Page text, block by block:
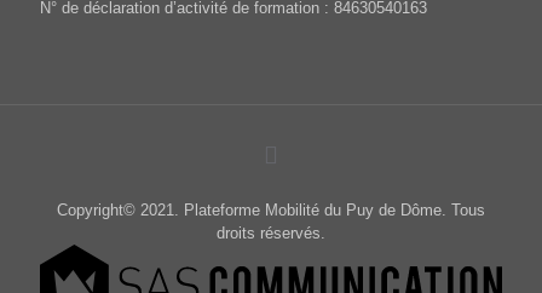
N° de déclaration d’activité de formation : 84630540163
Copyright© 2021. Plateforme Mobilité du Puy de Dôme. Tous
droits réservés.